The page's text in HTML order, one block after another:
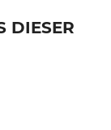
DIESER